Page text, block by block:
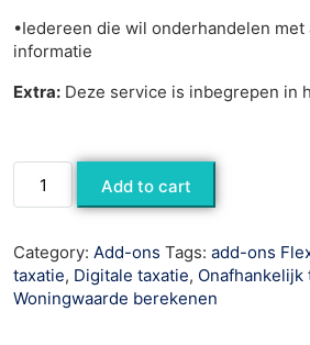
•Iedereen die wil onderhandelen
informatie
Extra: Deze service is inbegrepen in
Add to cart
Category: Add-ons Tags: add-ons
taxatie, Digitale taxatie, Onafhankelijk
Woningwaarde berekenen